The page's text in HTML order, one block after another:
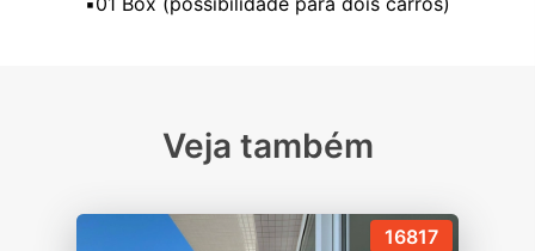
Veja também
16817